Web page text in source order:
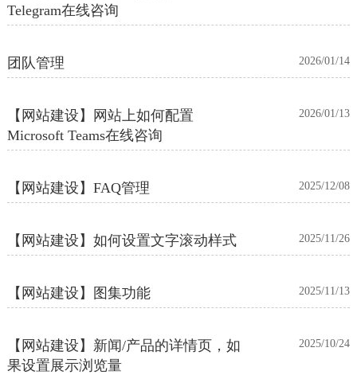
Telegram在线咨询
团队管理 2026/01/14
【网站建设】网站上如何配置
Microsoft Teams在线咨询
2026/01/13
【网站建设】FAQ管理 2025/12/08
【网站建设】如何设置文字滚动样式 2025/11/26
【网站建设】图集功能 2025/11/13
【网站建设】新闻/产品的详情页，如
果设置展示浏览量
2025/10/24